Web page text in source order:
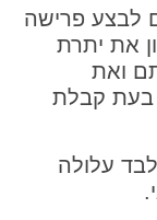
לבצע פרישה
את יתרת
ואת
בעת קבלת
עלולה